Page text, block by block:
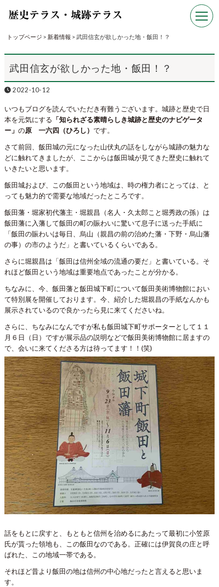
トップページ > 新着情報 > 武田信玄が欲しかった地・飯田！？
武田信玄が欲しかった地・飯田！？
2022-10-12
いつもブログを読んでいただき有難うございます。城跡と歴史で日
本を元気にする 「知られざる素晴らしき城跡と歴史のナビゲータ
ー」 の原 一六四（ひろし） です。
さて前回、飯田城の元になった山伏丸の話をしながら城跡の魅力な
どに触れてきましたが、ここからは飯田城が見てきた歴史に触れて
いきたいと思います。
飯田城および、この飯田という地域は、時の権力者にとっては、と
っても魅力的で需要な地域だったところです。
飯田藩・堀家初代藩主・堀親昌（名人・久太郎こと堀秀政の孫）は
飯田藩に入藩して飯田の町の賑わいに驚いて息子に送った手紙に
「飯田の賑わいは毎日、烏山（親昌の前の治めた藩・下野・烏山藩
の事）の市のようだ」と書いているくらいである。
さらに堀親昌は「飯田は信州全域の流通の要だ」と書いている。そ
れほど飯田という地域は重要地点であったことが分かる。
ちなみに、今、飯田藩と飯田城下町について飯田美術博物館におい
て特別展を開催しております。今、紹介した堀親昌の手紙なんかも
展示されているので良かったら見に来てくださいね。
さらに、ちなみになんですが私も飯田城下町サポーターとして１１
月６日（日）ですが展示品の説明などで飯田美術博物館に居ますの
で、会いに来てくださる方は待ってます！！(笑)
話をもとに戻すと、もともと信州を治めるにあたって最初に小笠原
氏が貰った領地も、この飯田なのである。正確には伊賀良の庄と呼
ばれた、この地域一帯である。
それほど昔より飯田の地は信州の中心地だったと言えると思いま
す。